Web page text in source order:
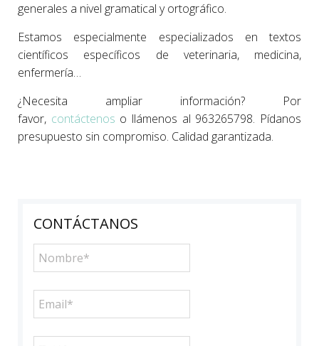
generales a nivel gramatical y ortográfico.
Estamos especialmente especializados en textos
científicos específicos de veterinaria, medicina,
enfermería…
¿Necesita ampliar información? Por
favor, contáctenos o llámenos al 963265798. Pídanos
presupuesto sin compromiso. Calidad garantizada.
CONTÁCTANOS